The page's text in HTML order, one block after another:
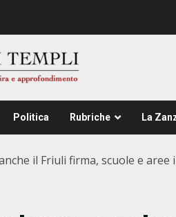
Politica Rubriche La
il Friuli firma, scuole e aree